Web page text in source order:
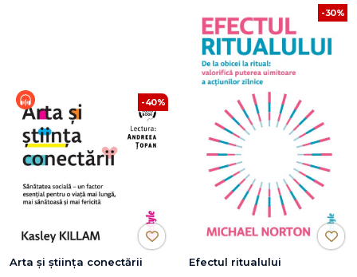
-40%
Arta și știința conectării
-30%
Efectul ritualului